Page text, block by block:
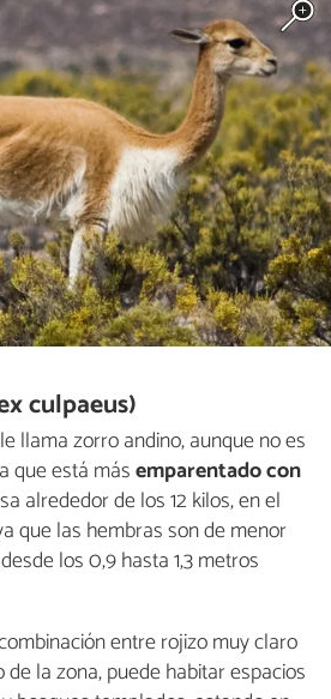
culpaeus)
llama zorro andino, aunque no es
que está másemparentado con
alrededor de los 12 kilos, en el
que las hembras son de menor
los 0,9 hasta 1,3 metros
entre rojizo muy claro
la zona, puede habitar espacios